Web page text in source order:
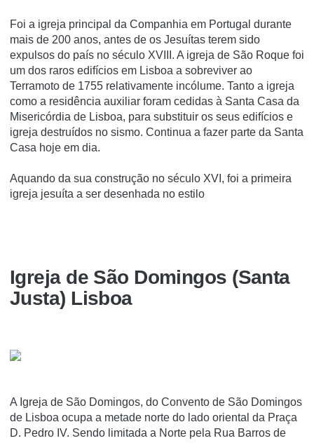
Foi a igreja principal da Companhia em Portugal durante
mais de 200 anos, antes de os Jesuí­tas terem sido
expulsos do paí­s no século XVIII. A igreja de São Roque foi
um dos raros edifí­cios em Lisboa a sobreviver ao
Terramoto de 1755 relativamente incólume. Tanto a igreja
como a residência auxiliar foram cedidas à Santa Casa da
Misericórdia de Lisboa, para substituir os seus edifí­cios e
igreja destruí­dos no sismo. Continua a fazer parte da Santa
Casa hoje em dia.
Aquando da sua construção no século XVI, foi a primeira
igreja jesuí­ta a ser desenhada no estilo
Igreja de São Domingos (Santa
Justa) Lisboa
A Igreja de São Domingos, do Convento de São Domingos
de Lisboa ocupa a metade norte do lado oriental da Praça
D. Pedro IV. Sendo limitada a Norte pela Rua Barros de